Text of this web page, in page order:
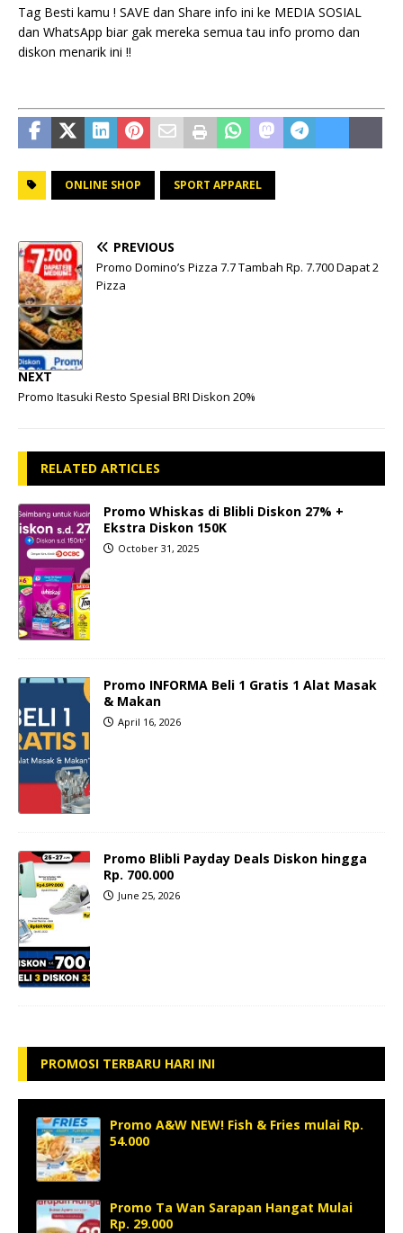
Tag Besti kamu ! SAVE dan Share info ini ke MEDIA SOSIAL
dan WhatsApp biar gak mereka semua tau info promo dan
diskon menarik ini !!
ONLINE SHOP SPORT APPAREL
PREVIOUS
Promo Domino’s Pizza 7.7 Tambah Rp. 7.700 Dapat 2
Pizza
NEXT
Promo Itasuki Resto Spesial BRI Diskon 20%
RELATED ARTICLES
Promo Whiskas di Blibli Diskon 27% +
Ekstra Diskon 150K
October 31, 2025
Promo INFORMA Beli 1 Gratis 1 Alat Masak
& Makan
April 16, 2026
Promo Blibli Payday Deals Diskon hingga
Rp. 700.000
June 25, 2026
PROMOSI TERBARU HARI INI
Promo A&W NEW! Fish & Fries mulai Rp.
54.000
Promo Ta Wan Sarapan Hangat Mulai
Rp. 29.000